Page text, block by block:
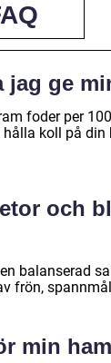
ge
foder per
koll på
och
balanserad
frön,
min